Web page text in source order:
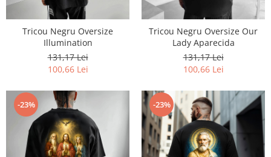
Tricou Negru Oversize
Illumination
131,17 Lei
100,66 Lei
Tricou Negru Oversize Our
Lady Aparecida
131,17 Lei
100,66 Lei
-23% -23%